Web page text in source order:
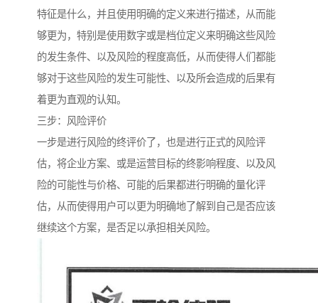
特征是什么，并且使用明确的定义来进行描述，从而能
够更为，特别是使用数字或是档位定义来明确这些风险
的发生条件、以及风险的程度高低，从而使得人们都能
够对于这些风险的发生可能性、以及所会造成的后果有
着更为直观的认知。
三步：风险评价
一步是进行风险的终评价了，也是进行正式的风险评
估，将企业方案、或是运营目标的终影响程度、以及风
险的可能性与价格、可能的后果都进行明确的量化评
估，从而使得用户可以更为明确地了解到自己是否应该
继续这个方案，是否足以承担相关风险。